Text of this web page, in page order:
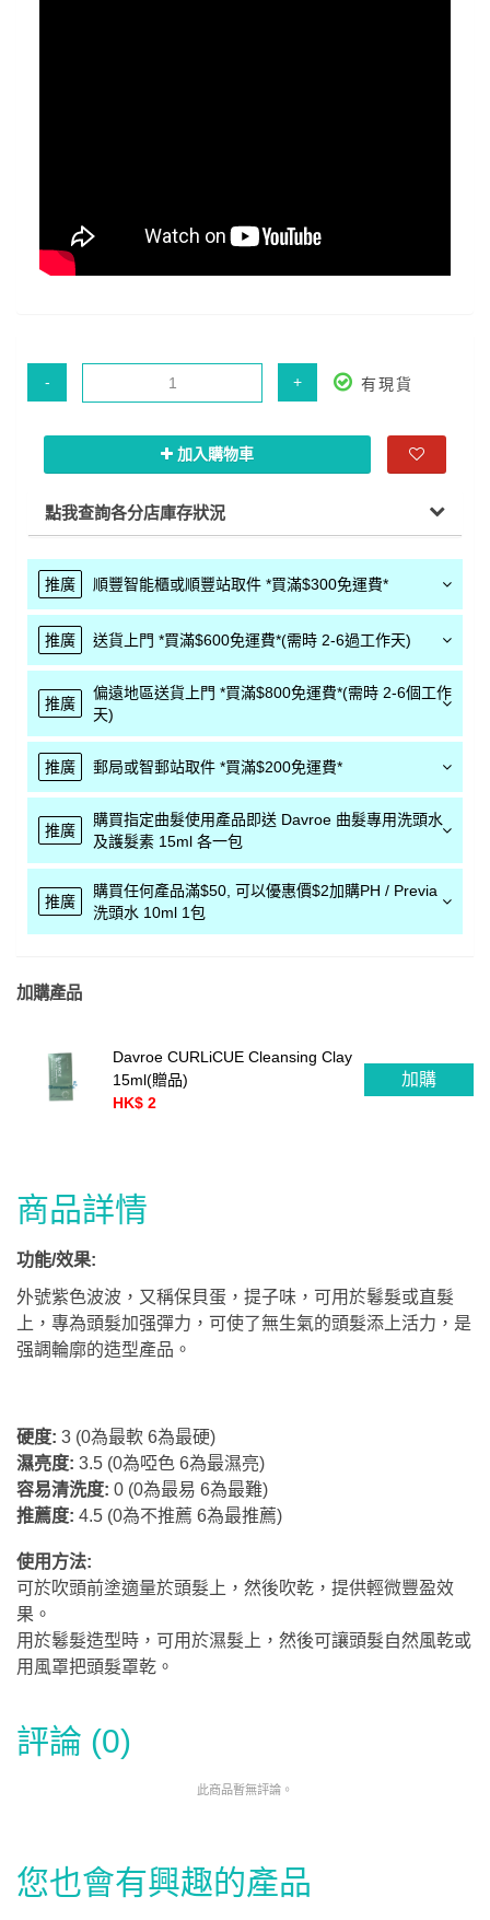
- + 有現貨
加入購物車
點我查詢各分店庫存狀況
推廣 順豐智能櫃或順豐站取件 *買滿$300免運費*
推廣 送貨上門 *買滿$600免運費*(需時 2-6過工作天)
推廣
偏遠地區送貨上門 *買滿$800免運費*(需時 2-6個工作
天)
推廣 郵局或智郵站取件 *買滿$200免運費*
推廣
購買指定曲髮使用產品即送 Davroe 曲髮專用洗頭水
及護髮素 15ml 各一包
推廣
購買任何產品滿$50, 可以優惠價$2加購PH / Previa
洗頭水 10ml 1包
加購產品
Davroe CURLiCUE Cleansing Clay
15ml(贈品)
HK$ 2
加購
商品詳情
功能/效果:
外號紫色波波，又稱保貝蛋，提子味，可用於鬈髮或直髮
上，專為頭髮加强彈力，可使了無生氣的頭髮添上活力，是
强調輪廓的造型產品。
硬度: 3 (0為最軟 6為最硬)
濕亮度: 3.5 (0為啞色 6為最濕亮)
容易清洗度: 0 (0為最易 6為最難)
推薦度: 4.5 (0為不推薦 6為最推薦)
使用方法:
可於吹頭前塗適量於頭髮上，然後吹乾，提供輕微豐盈效
果。
用於鬈髮造型時，可用於濕髮上，然後可讓頭髮自然風乾或
用風罩把頭髮罩乾。
評論 (0)
此商品暫無評論。
您也會有興趣的產品